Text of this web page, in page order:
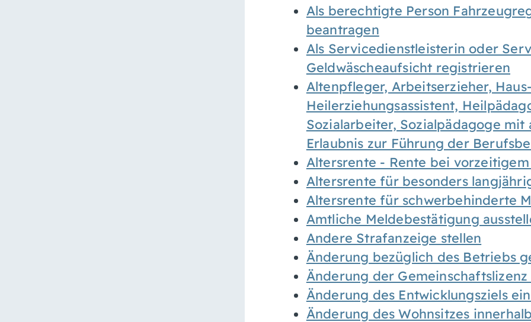
Als berechtigte Person
beantragen
Als Servicedienstleisterin oder
Geldwäscheaufsicht registrieren
Altenpfleger, Arbeitserzieher,
Heilerziehungsassistent,
Sozialarbeiter, Sozialpädagoge
Erlaubnis zur Führung der
Altersrente - Rente bei
Altersrente für besonders
Altersrente für schwerbehinderte
Amtliche Meldebestätigung
Andere Strafanzeige stellen
Änderung bezüglich des Betriebs
Änderung der
Änderung des Entwicklungsziels
Änderung des Wohnsitzes